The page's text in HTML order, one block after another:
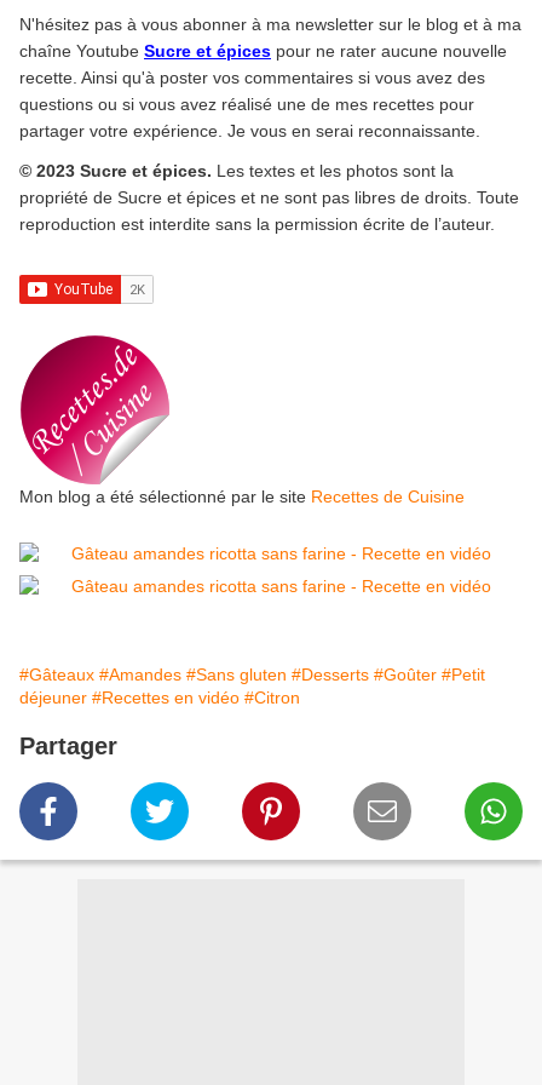
N'hésitez pas à vous abonner à ma newsletter sur le blog et à ma
chaîne Youtube Sucre et épices pour ne rater aucune nouvelle
recette. Ainsi qu'à poster vos commentaires si vous avez des
questions ou si vous avez réalisé une de mes recettes pour
partager votre expérience. Je vous en serai reconnaissante.
© 2023 Sucre et épices. Les textes et les photos sont la
propriété de Sucre et épices et ne sont pas libres de droits. Toute
reproduction est interdite sans la permission écrite de l’auteur.
Mon blog a été sélectionné par le site Recettes de Cuisine
#Gâteaux #Amandes #Sans gluten #Desserts #Goûter #Petit
déjeuner #Recettes en vidéo #Citron
Partager